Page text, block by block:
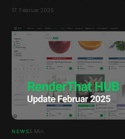
17. Februar 2025
NEWS5 Min.